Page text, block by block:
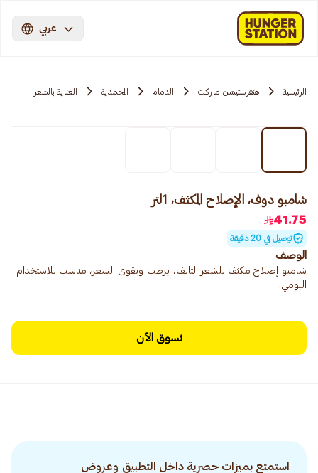
عربي
الرئيسية هنقرستيشن ماركت الدمام المحمدية العناية بالشعر
شامبو دوف، الإصلاح المكثف، 1لتر
41.75
توصيل في 20 دقيقة
الوصف
شامبو إصلاح مكثف للشعر التالف، يرطب ويقوي الشعر، مناسب للاستخدام
اليومي.
تسوق الآن
استمتع بميزات حصرية داخل التطبيق وعروض